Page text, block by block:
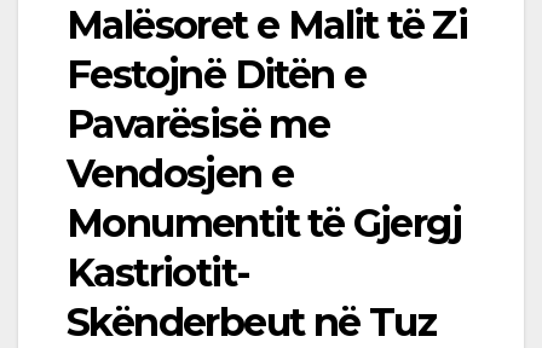
Malësoret e Malit të Zi
Festojnë Ditën e
Pavarësisë me
Vendosjen e
Monumentit të Gjergj
Kastriotit-
Skënderbeut në Tuz